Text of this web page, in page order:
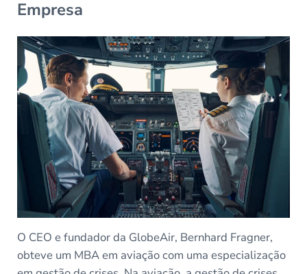
Empresa
O CEO e fundador da GlobeAir, Bernhard Fragner,
obteve um MBA em aviação com uma especialização